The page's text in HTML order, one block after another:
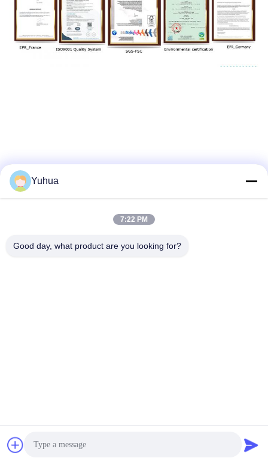
Yuhua
7:22 PM
Good day, what product are you looking for?